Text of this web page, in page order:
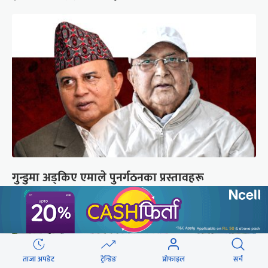
गुन्डुमा अड्किए एमाले पुनर्गठनका प्रस्तावहरू
ताजा अपडेट ट्रेन्डिङ प्रोफाइल सर्च